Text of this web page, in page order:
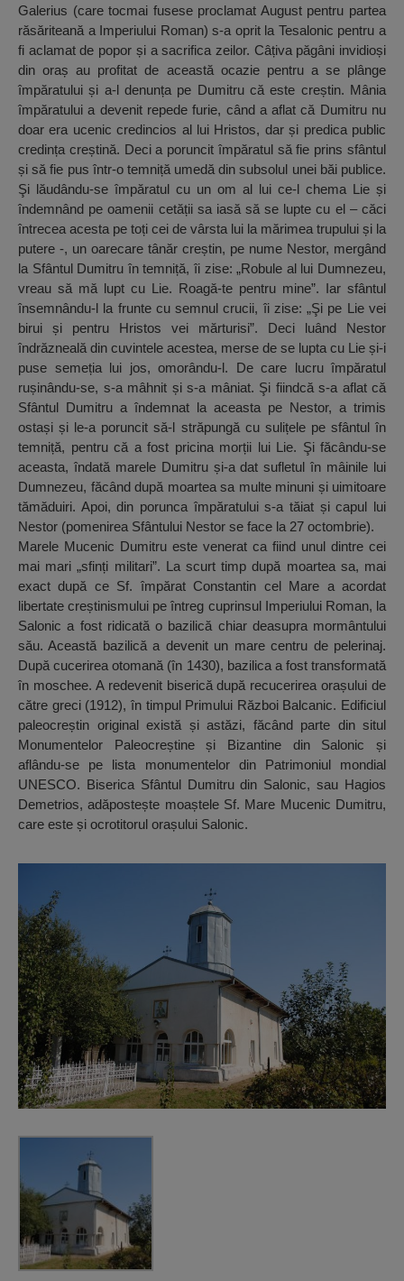
Galerius (care tocmai fusese proclamat August pentru partea
răsăriteană a Imperiului Roman) s-a oprit la Tesalonic pentru a
fi aclamat de popor și a sacrifica zeilor. Câțiva păgâni invidioși
din oraș au profitat de această ocazie pentru a se plânge
împăratului și a-l denunța pe Dumitru că este creștin. Mânia
împăratului a devenit repede furie, când a aflat că Dumitru nu
doar era ucenic credincios al lui Hristos, dar și predica public
credința creștină. Deci a poruncit împăratul să fie prins sfântul
și să fie pus într-o temniță umedă din subsolul unei băi publice.
Şi lăudându-se împăratul cu un om al lui ce-l chema Lie și
îndemnând pe oamenii cetății sa iasă să se lupte cu el – căci
întrecea acesta pe toți cei de vârsta lui la mărimea trupului și la
putere -, un oarecare tânăr creștin, pe nume Nestor, mergând
la Sfântul Dumitru în temniță, îi zise: „Robule al lui Dumnezeu,
vreau să mă lupt cu Lie. Roagă-te pentru mine”. Iar sfântul
însemnându-l la frunte cu semnul crucii, îi zise: „Şi pe Lie vei
birui și pentru Hristos vei mărturisi”. Deci luând Nestor
îndrăzneală din cuvintele acestea, merse de se lupta cu Lie și-i
puse semeția lui jos, omorându-l. De care lucru împăratul
rușinându-se, s-a mâhnit și s-a mâniat. Şi fiindcă s-a aflat că
Sfântul Dumitru a îndemnat la aceasta pe Nestor, a trimis
ostași și le-a poruncit să-l străpungă cu sulițele pe sfântul în
temniță, pentru că a fost pricina morții lui Lie. Şi făcându-se
aceasta, îndată marele Dumitru și-a dat sufletul în mâinile lui
Dumnezeu, făcând după moartea sa multe minuni și uimitoare
tămăduiri. Apoi, din porunca împăratului s-a tăiat și capul lui
Nestor (pomenirea Sfântului Nestor se face la 27 octombrie).
Marele Mucenic Dumitru este venerat ca fiind unul dintre cei
mai mari „sfinți militari”. La scurt timp după moartea sa, mai
exact după ce Sf. împărat Constantin cel Mare a acordat
libertate creștinismului pe întreg cuprinsul Imperiului Roman, la
Salonic a fost ridicată o bazilică chiar deasupra mormântului
său. Această bazilică a devenit un mare centru de pelerinaj.
După cucerirea otomană (în 1430), bazilica a fost transformată
în moschee. A redevenit biserică după recucerirea orașului de
către greci (1912), în timpul Primului Război Balcanic. Edificiul
paleocreștin original există și astăzi, făcând parte din situl
Monumentelor Paleocreștine și Bizantine din Salonic și
aflându-se pe lista monumentelor din Patrimoniul mondial
UNESCO. Biserica Sfântul Dumitru din Salonic, sau Hagios
Demetrios, adăpostește moaștele Sf. Mare Mucenic Dumitru,
care este și ocrotitorul orașului Salonic.